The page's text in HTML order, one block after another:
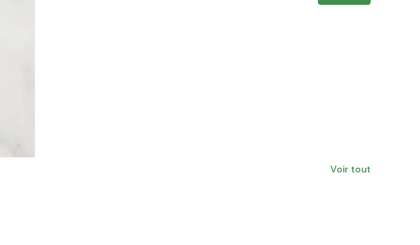
Voir tout